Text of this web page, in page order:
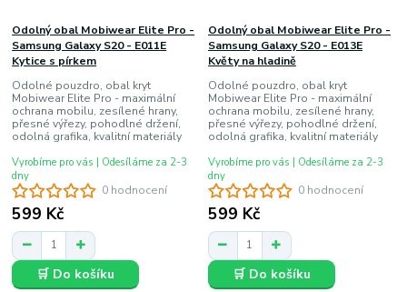
0 hodnocení
Odolný obal Mobiwear Elite Pro -
Samsung Galaxy S20 - E011E
Kytice s pírkem
Odolné pouzdro, obal kryt
Mobiwear Elite Pro - maximální
ochrana mobilu, zesílené hrany,
přesné výřezy, pohodlné držení,
odolná grafika, kvalitní materiály
599 Kč
Vyrobíme pro vás | Odesíláme za 2-3
dny
🛒 Do košíku
0 hodnocení
Odolný obal Mobiwear Elite Pro -
Samsung Galaxy S20 - E013E
Květy na hladině
Odolné pouzdro, obal kryt
Mobiwear Elite Pro - maximální
ochrana mobilu, zesílené hrany,
přesné výřezy, pohodlné držení,
odolná grafika, kvalitní materiály
599 Kč
Vyrobíme pro vás | Odesíláme za 2-3
dny
🛒 Do košíku